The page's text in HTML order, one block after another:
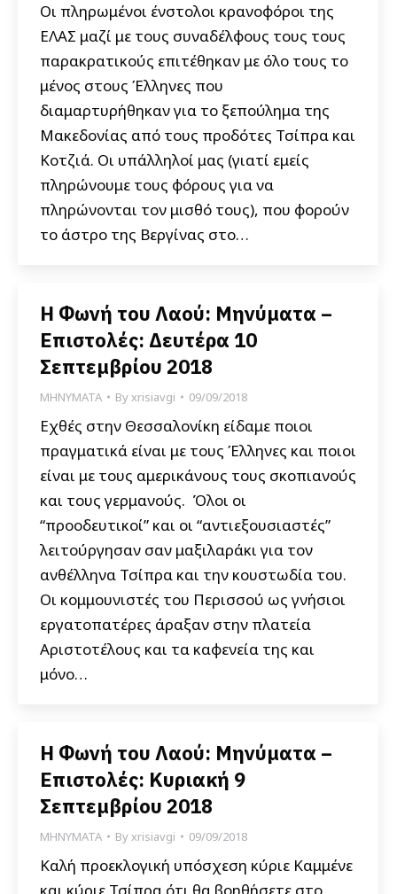
Οι πληρωμένοι ένστολοι κρανοφόροι της
ΕΛΑΣ μαζί με τους συναδέλφους τους τους
παρακρατικούς επιτέθηκαν με όλο τους το
μένος στους Έλληνες που
διαμαρτυρήθηκαν για το ξεπούλημα της
Μακεδονίας από τους προδότες Τσίπρα και
Κοτζιά. Οι υπάλληλοί μας (γιατί εμείς
πληρώνουμε τους φόρους για να
πληρώνονται τον μισθό τους), που φορούν
το άστρο της Βεργίνας στο…
Η Φωνή του Λαού: Μηνύματα –
Επιστολές: Δευτέρα 10
Σεπτεμβρίου 2018
ΜΗΝΥΜΑΤΑ Byxrisiavgi 09/09/2018
Εχθές στην Θεσσαλονίκη είδαμε ποιοι
πραγματικά είναι με τους Έλληνες και ποιοι
είναι με τους αμερικάνους τους σκοπιανούς
και τους γερμανούς. Όλοι οι
“προοδευτικοί” και οι “αντιεξουσιαστές”
λειτούργησαν σαν μαξιλαράκι για τον
ανθέλληνα Τσίπρα και την κουστωδία του.
Οι κομμουνιστές του Περισσού ως γνήσιοι
εργατοπατέρες άραξαν στην πλατεία
Αριστοτέλους και τα καφενεία της και
μόνο…
Η Φωνή του Λαού: Μηνύματα –
Επιστολές: Κυριακή 9
Σεπτεμβρίου 2018
ΜΗΝΥΜΑΤΑ Byxrisiavgi 09/09/2018
Καλή προεκλογική υπόσχεση κύριε Καμμένε